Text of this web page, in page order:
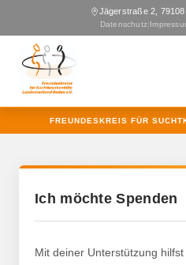
Jägerstraße 2,
Datenschutz
FREUNDESKREIS FÜR
Ich möchte Spenden
Mit deiner Unterstützung